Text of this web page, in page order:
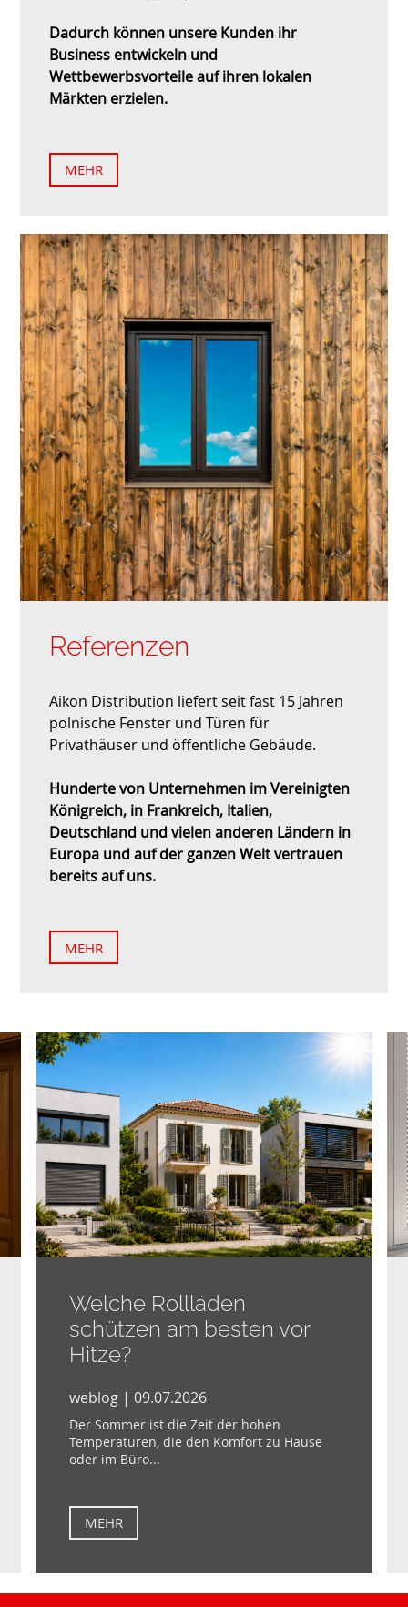
Dadurch können unsere Kunden ihr
Business entwickeln und
Wettbewerbsvorteile auf ihren lokalen
Märkten erzielen.
MEHR
Referenzen
Aikon Distribution liefert seit fast 15 Jahren
polnische Fenster und Türen für
Privathäuser und öffentliche Gebäude.
Hunderte von Unternehmen im Vereinigten
Königreich, in Frankreich, Italien,
Deutschland und vielen anderen Ländern in
Europa und auf der ganzen Welt vertrauen
bereits auf uns.
MEHR
Welche Rollläden
schützen am besten vor
Hitze?
weblog | 09.07.2026
Der Sommer ist die Zeit der hohen
Temperaturen, die den Komfort zu Hause
oder im Büro...
MEHR